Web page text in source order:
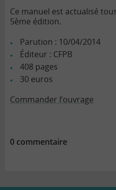
Ce manuel est actualisé
5ème édition.
Parution : 10/04/2014
Éditeur : CFPB
408 pages
30 euros
Commander l’ouvrage
0 commentaire